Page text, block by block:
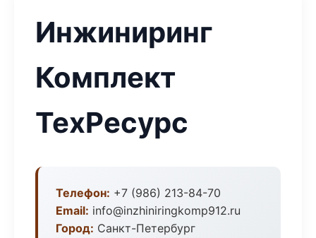
Инжиниринг
Комплект
ТехРесурс
Телефон: +7 (986) 213-84-70
Email: info@inzhiniringkomp912.ru
Город: Санкт-Петербург